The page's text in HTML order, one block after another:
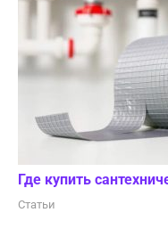
Где купить
Статьи